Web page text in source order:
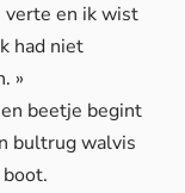
verte en ik wist
had niet
»
beetje begint
bultrug walvis